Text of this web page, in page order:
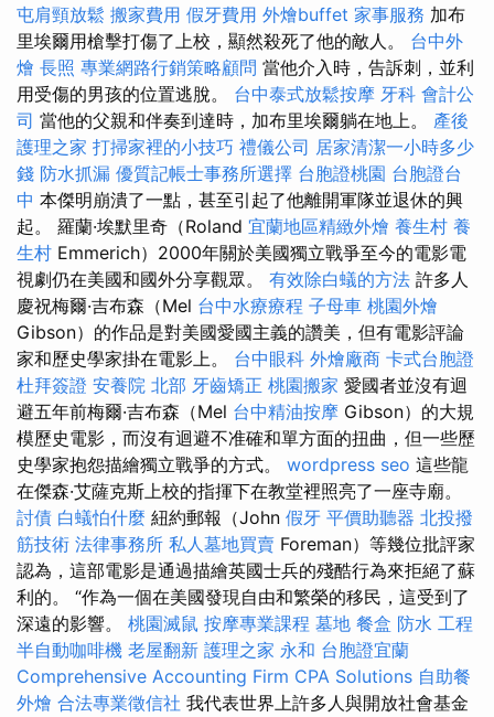
屯肩頸放鬆 搬家費用 假牙費用 外燴buffet 家事服務 加布
里埃爾用槍擊打傷了上校，顯然殺死了他的敵人。 台中外
燴 長照 專業網路行銷策略顧問 當他介入時，告訴刺，並利
用受傷的男孩的位置逃脫。 台中泰式放鬆按摩 牙科 會計公
司 當他的父親和伴奏到達時，加布里埃爾躺在地上。 產後
護理之家 打掃家裡的小技巧 禮儀公司 居家清潔一小時多少
錢 防水抓漏 優質記帳士事務所選擇 台胞證桃園 台胞證台
中 本傑明崩潰了一點，甚至引起了他離開軍隊並退休的興
起。 羅蘭·埃默里奇（Roland 宜蘭地區精緻外燴 養生村 養
生村 Emmerich）2000年關於美國獨立戰爭至今的電影電
視劇仍在美國和國外分享觀眾。 有效除白蟻的方法 許多人
慶祝梅爾·吉布森（Mel 台中水療療程 子母車 桃園外燴
Gibson）的作品是對美國愛國主義的讚美，但有電影評論
家和歷史學家掛在電影上。 台中眼科 外燴廠商 卡式台胞證
杜拜簽證 安養院 北部 牙齒矯正 桃園搬家 愛國者並沒有迴
避五年前梅爾·吉布森（Mel 台中精油按摩 Gibson）的大規
模歷史電影，而沒有迴避不准確和單方面的扭曲，但一些歷
史學家抱怨描繪獨立戰爭的方式。 wordpress seo 這些龍
在傑森·艾薩克斯上校的指揮下在教堂裡照亮了一座寺廟。
討債 白蟻怕什麼 紐約郵報（John 假牙 平價助聽器 北投撥
筋技術 法律事務所 私人墓地買賣 Foreman）等幾位批評家
認為，這部電影是通過描繪英國士兵的殘酷行為來拒絕了蘇
利的。 “作為一個在美國發現自由和繁榮的移民，這受到了
深遠的影響。 桃園滅鼠 按摩專業課程 墓地 餐盒 防水 工程
半自動咖啡機 老屋翻新 護理之家 永和 台胞證宜蘭
Comprehensive Accounting Firm CPA Solutions 自助餐
外燴 合法專業徵信社 我代表世界上許多人與開放社會基金